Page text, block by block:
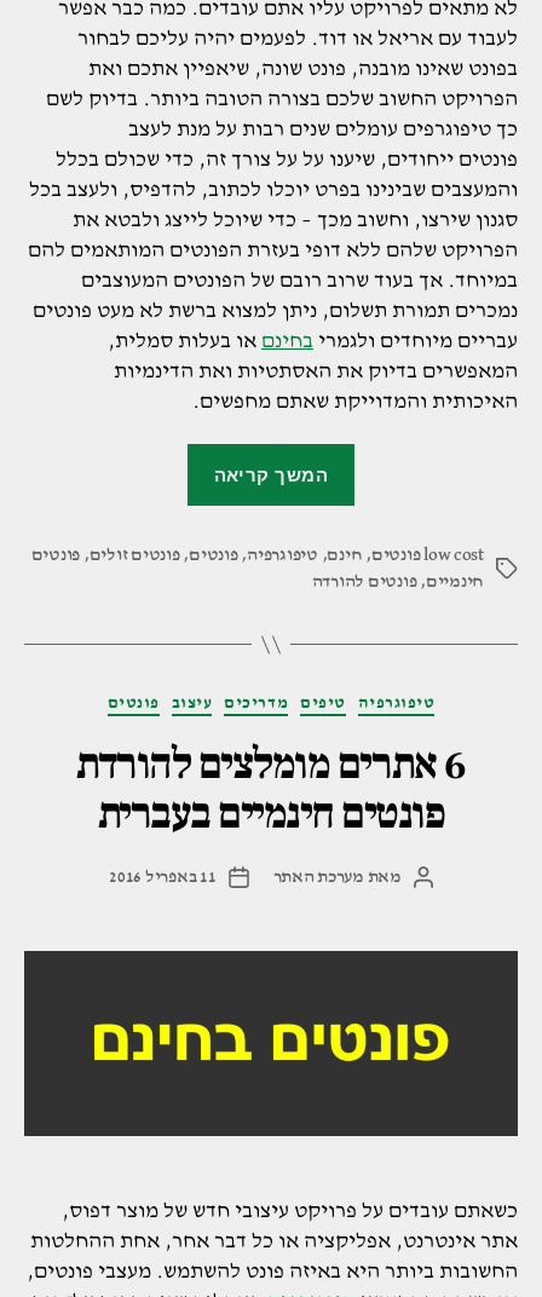
לא מתאים לפרויקט עליו אתם עובדים. כמה כבר אפשר
לעבוד עם אריאל או דוד. לפעמים יהיה עליכם לבחור
בפונט שאינו מובנה, פונט שונה, שיאפיין אתכם ואת
הפרויקט החשוב שלכם בצורה הטובה ביותר. בדיוק לשם
כך טיפוגרפים עומלים שנים רבות על מנת לעצב
פונטים ייחודים, שיענו על על צורך זה, כדי שכולם בכלל
והמעצבים שבינינו בפרט יוכלו לכתוב, להדפיס, ולעצב בכל
סגנון שירצו, וחשוב מכך – כדי שיוכל לייצג ולבטא את
הפרויקט שלהם ללא דופי בעזרת הפונטים המותאמים להם
במיוחד. אך בעוד שרוב רובם של הפונטים המעוצבים
נמכרים תמורת תשלום, ניתן למצוא ברשת לא מעט פונטים
עבריים מיוחדים ולגמרי בחינם או בעלות סמלית,
המאפשרים בדיוק את האסתטיות ואת הדינמיות
האיכותית והמדוייקת שאתם מחפשים.
המשך קריאה
תגיות
low cost פונטים , חינם, טיפוגרפיה,פונטים,פונטים זולים, פונטים
חינמיים,פונטים להורדה
קטגוריות טיפוגרפיה טיפים מדריכים עיצוב פונטים
6 אתרים מומלצים להורדת
פונטים חינמיים בעברית
המחבר
מאת מערכת האתר
תאריך
11 באפריל 2016
כשאתם עובדים על פרויקט עיצובי חדש של מוצר דפוס,
אתר אינטרנט, אפליקציה או כל דבר אחר, אחת ההחלטות
החשובות ביותר היא באיזה פונט להשתמש. מעצבי פונטים,